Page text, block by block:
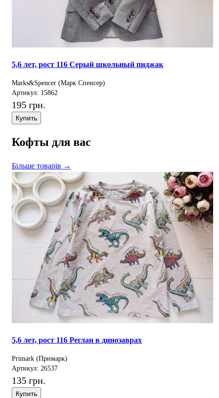
5,6 лет, рост 116 Серый школьный пиджак
Marks&Spencer (Марк Спенсер)
Артикул: 15862
195 грн.
Купить
Кофты для вас
Більше товарів →
5,6 лет, рост 116 Реглан в динозаврах
Primark (Примарк)
Артикул: 26537
135 грн.
Купить